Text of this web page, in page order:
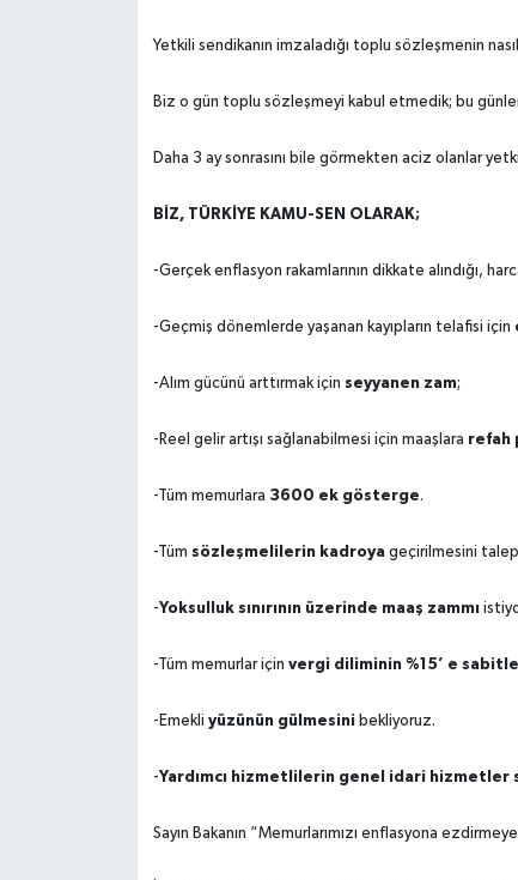
Yetkili sendikanın imzaladığı toplu sözleşmenin
Biz o gün toplu sözleşmeyi kabul etmedik; bu
Daha 3 ay sonrasını bile görmekten aciz olanlar
BİZ, TÜRKİYE KAMU-SEN OLARAK;
-Gerçek enflasyon rakamlarının dikkate alındığı,
-Geçmiş dönemlerde yaşanan kayıpların telafisi için
-Alım gücünü arttırmak için seyyanen zam;
-Reel gelir artışı sağlanabilmesi için maaşlara refah
-Tüm memurlara 3600 ek gösterge.
-Tüm sözleşmelilerin kadroyageçirilmesini
-Yoksulluk sınırının üzerinde maaş zammı
-Tüm memurlar için vergi diliminin %15’ e
-Emekli yüzünün gülmesinibekliyoruz.
-Yardımcı hizmetlilerin genel idari hizmetler
Sayın Bakanın “Memurlarımızı enflasyona